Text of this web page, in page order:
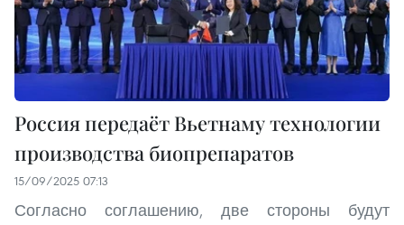
Россия передаёт Вьетнаму технологии
производства биопрепаратов
15/09/2025 07:13
Согласно соглашению, две стороны будут